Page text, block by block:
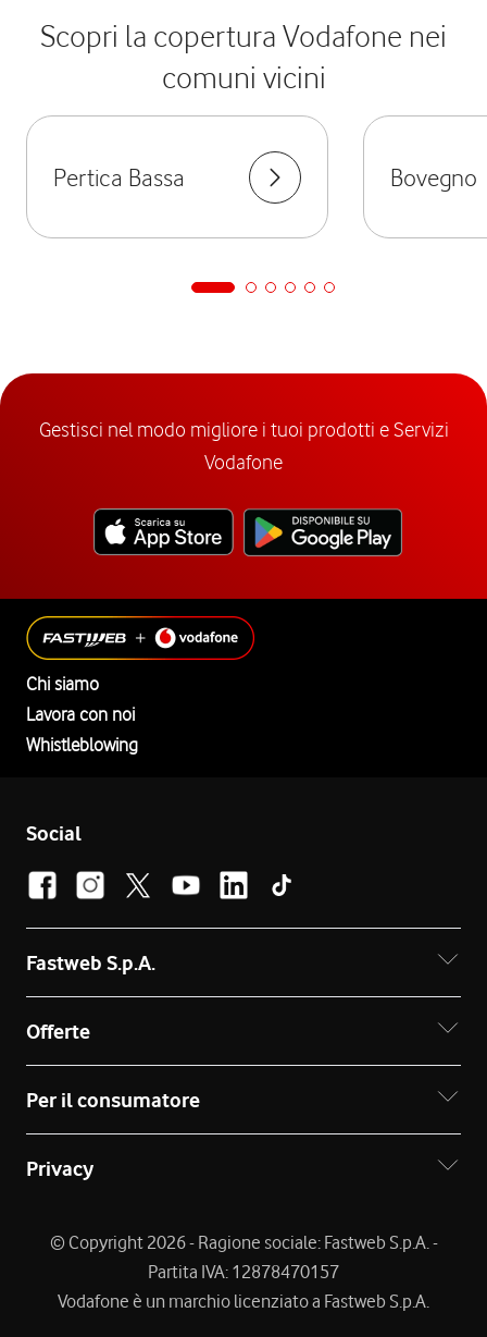
Scopri la copertura Vodafone nei
comuni vicini
Pertica Bassa Bovegno
Gestisci nel modo migliore i tuoi prodotti e Servizi
Vodafone
Chi siamo
Lavora con noi
Whistleblowing
Social
Fastweb S.p.A.
Offerte
Per il consumatore
Privacy
© Copyright 2026 - Ragione sociale: Fastweb S.p.A. -
Partita IVA: 12878470157
Vodafone è un marchio licenziato a Fastweb S.p.A.